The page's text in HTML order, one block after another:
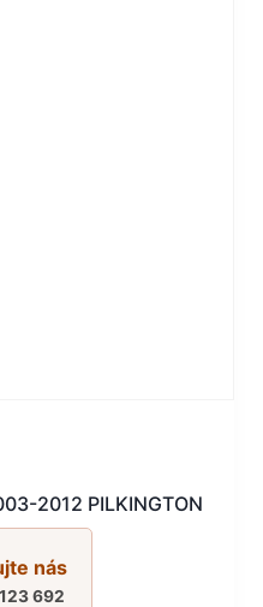
2012 PILKINGTON
nás
692